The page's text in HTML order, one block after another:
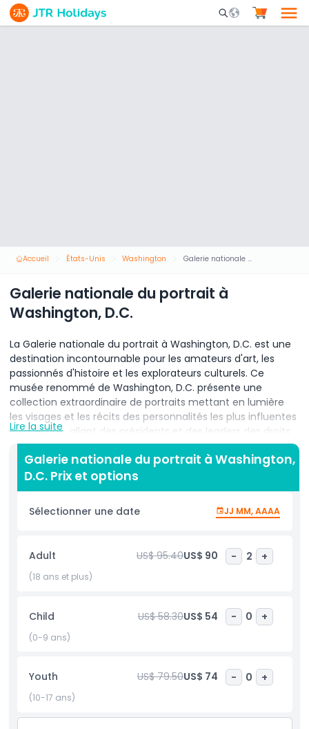
Mobile Search
Accueil États-Unis Washington Galerie nationale du portrait à Washington, D.C.
Galerie nationale du portrait à
Washington, D.C.
La Galerie nationale du portrait à Washington, D.C. est une
destination incontournable pour les amateurs d'art, les
passionnés d'histoire et les explorateurs culturels. Ce
musée renommé de Washington, D.C. présente une
collection extraordinaire de portraits mettant en lumière
les visages et les récits des personnalités les plus influentes
d'Amérique, allant des présidents et des leaders des droits
civiques aux artistes et aux icônes culturelles. Située au
cœur de la capitale nationale, la Galerie nationale du
portrait offre aux visiteurs une opportunité unique de
découvrir l'histoire américaine à travers l'art. Des
expositions phares comme la galerie « Présidents des États-
Unis » présentent des portraits de chaque président
s'intéressent à l'histoire politique. Le musée propose
également des expositions temporaires, de la photographie
moderne et des dispositifs interactifs qui captivent les
peintures à l'huile classiques ou des installations
contemporaines, la Galerie nationale du portrait offre une
expérience inoubliable, éducative et inspirante. C'est
Lire la suite
Galerie nationale du portrait à Washington,
D.C. Prix et options
Sélectionner une date JJ MM, AAAA
Adult US$ 95.40US$ 90 - 2 +
(18 ans et plus)
Child US$ 58.30US$ 54 - 0 +
(0-9 ans)
Youth US$ 79.50US$ 74 - 0 +
(10-17 ans)